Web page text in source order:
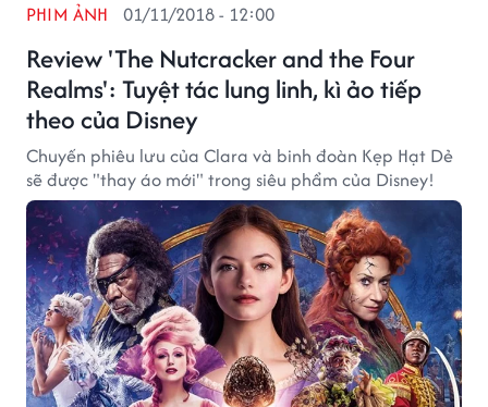
Review 'The Nutcracker and the Four
Realms': Tuyệt tác lung linh, kì ảo tiếp
theo của Disney
PHIM ẢNH 01/11/2018 - 12:00
Chuyến phiêu lưu của Clara và binh đoàn Kẹp Hạt Dẻ
sẽ được "thay áo mới" trong siêu phẩm của Disney!